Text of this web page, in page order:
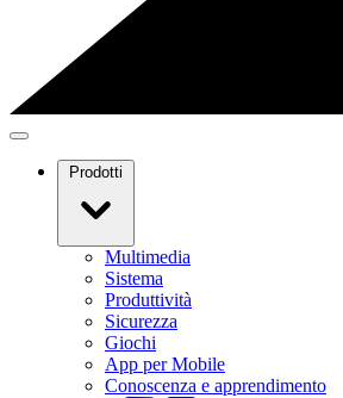
Prodotti
Multimedia
Sistema
Produttività
Sicurezza
Giochi
App per Mobile
Conoscenza e apprendimento